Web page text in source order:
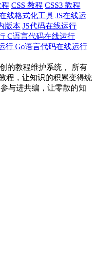
CSS 教程 CSS3 教程
线格式化工具 JS在线运
版本 JS代码在线运行
C语言代码在线运行
行 Go语言代码在线运行
的教程维护系统， 所有
程，让知识的积累变得统
与进共编，让零散的知